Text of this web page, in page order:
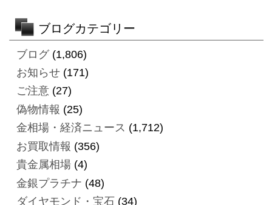
ブログカテゴリー
ブログ(1,806)
お知らせ(171)
ご注意(27)
偽物情報 (25)
金相場・経済ニュース (1,712)
お買取情報 (356)
貴金属相場(4)
金銀プラチナ (48)
ダイヤモンド・宝石 (34)